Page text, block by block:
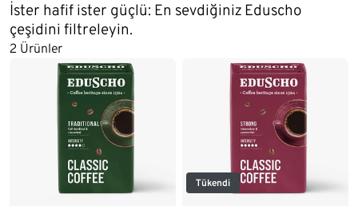
İster hafif ister güçlü: En sevdiğiniz Eduscho
çeşidini filtreleyin.
2 Ürünler
Tükendi